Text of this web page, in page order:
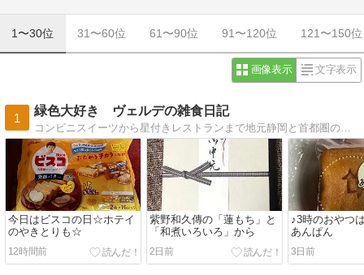
1〜30位 31〜60位 61〜90位 91〜120位 121〜150位
画像表示 文字表示
1
緑色大好き ヴェルデの雑食日記
コンビニスイーツから星付きレストランまで地元静岡と首都圏のグルメを貪欲に探し続けてます。
今日はビスコの日☆ホテイ
のやきとりも☆
12時間前
紫野和久傳の「蓮もち」と
「和煮いろいろ」から
2日前
♪3時のおやつ
あんぱん
3日前